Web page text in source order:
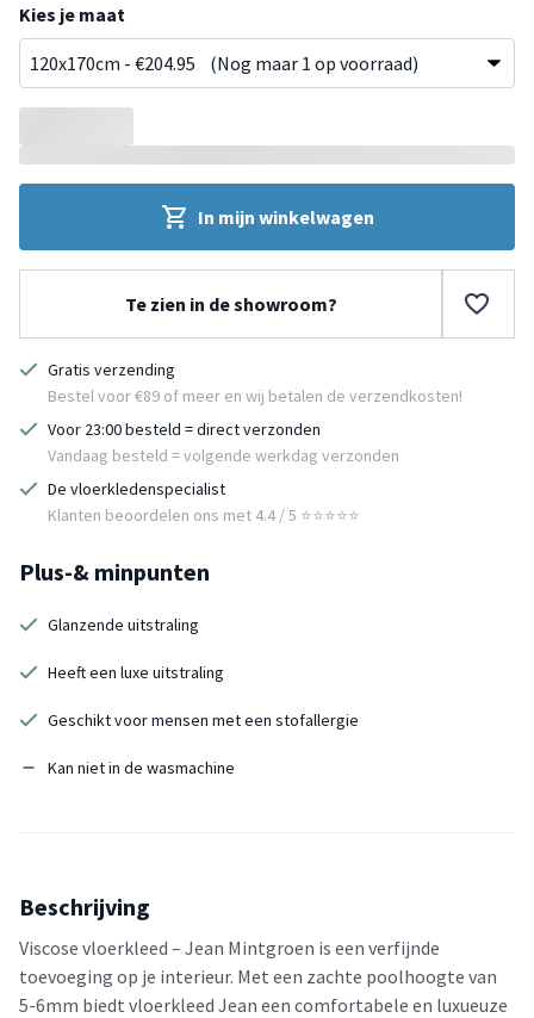
Kies je maat
In mijn winkelwagen
Te zien in de showroom?
Gratis verzending
Bestel voor €89 of meer en wij betalen de verzendkosten!
Voor 23:00 besteld = direct verzonden
Vandaag besteld = volgende werkdag verzonden
De vloerkledenspecialist
Klanten beoordelen ons met 4.4 / 5 ⭐⭐⭐⭐⭐
Plus-& minpunten
Glanzende uitstraling
Heeft een luxe uitstraling
Geschikt voor mensen met een stofallergie
Kan niet in de wasmachine
Beschrijving
Viscose vloerkleed – Jean Mintgroen is een verfijnde
toevoeging op je interieur. Met een zachte poolhoogte van
5-6mm biedt vloerkleed Jean een comfortabele en luxueuze